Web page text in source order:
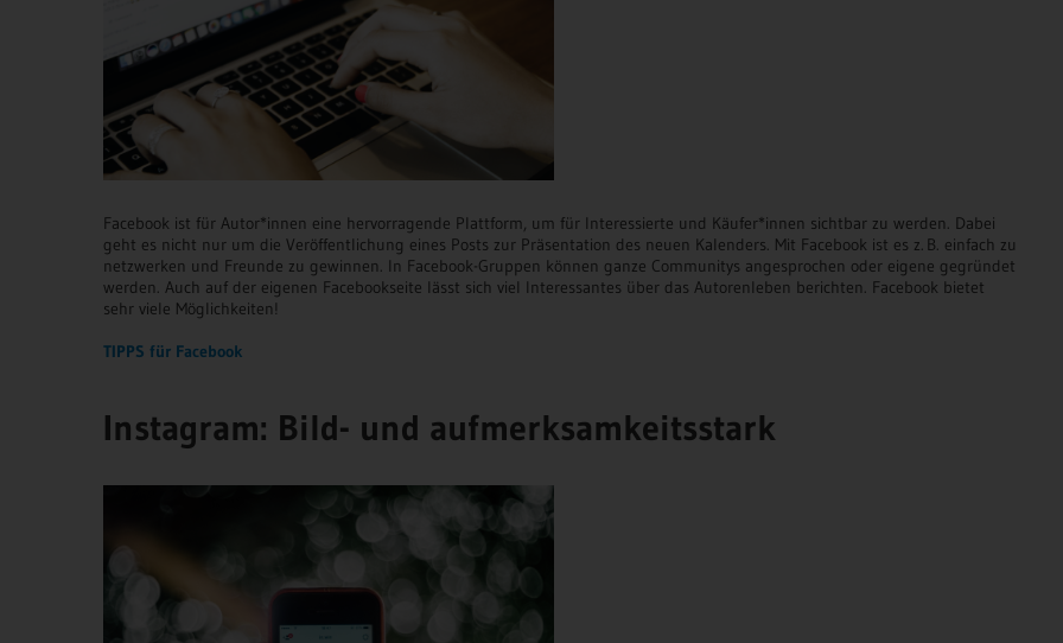
Facebook ist für Autor*innen eine hervorragende Plattform, um für Interessierte und Käufer*innen sichtbar zu werden. Dabei
geht es nicht nur um die Veröffentlichung eines Posts zur Präsentation des neuen Kalenders. Mit Facebook ist es z. B. einfach zu
netzwerken und Freunde zu gewinnen. In Facebook-Gruppen können ganze Communitys angesprochen oder eigene gegründet
werden. Auch auf der eigenen Facebookseite lässt sich viel Interessantes über das Autorenleben berichten. Facebook bietet
sehr viele Möglichkeiten!
TIPPS für Facebook
Instagram: Bild- und aufmerksamkeitsstark